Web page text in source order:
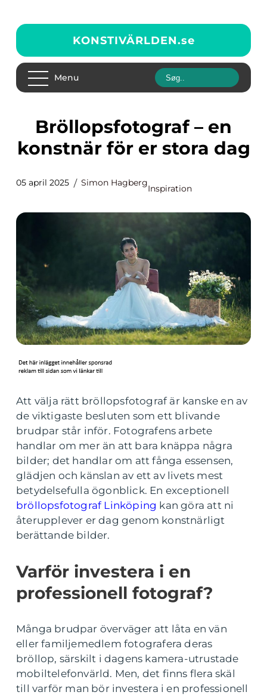
KONSTIVÄRLDEN.se
Menu
Bröllopsfotograf – en
konstnär för er stora dag
05 april 2025 Simon Hagberg
Inspiration
Att välja rätt bröllopsfotograf är kanske en av
de viktigaste besluten som ett blivande
brudpar står inför. Fotografens arbete
handlar om mer än att bara knäppa några
bilder; det handlar om att fånga essensen,
glädjen och känslan av ett av livets mest
betydelsefulla ögonblick. En exceptionell
bröllopsfotograf Linköping kan göra att ni
återupplever er dag genom konstnärligt
berättande bilder.
Varför investera i en
professionell fotograf?
Många brudpar överväger att låta en vän
eller familjemedlem fotografera deras
bröllop, särskilt i dagens kamera-utrustade
mobiltelefonvärld. Men, det finns flera skäl
till varför man bör investera i en professionell